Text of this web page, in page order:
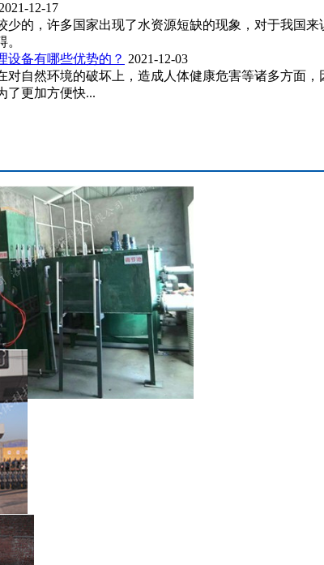
2021-12-17
少的，许多国家出现了水资源短缺的现象，对于我国
设备有哪些优势的？ 2021-12-03
对自然环境的破坏上，造成人体健康危害等诸多方面
了更加方便快...